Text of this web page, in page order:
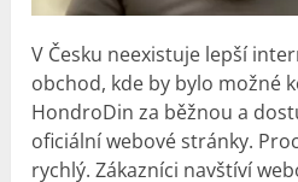
V Česku neexistuje lepší
obchod, kde by bylo možné
HondroDin za běžnou a
oficiální webové stránky.
rychlý. Zákazníci navštíví